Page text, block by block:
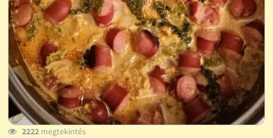
2222megtekintés